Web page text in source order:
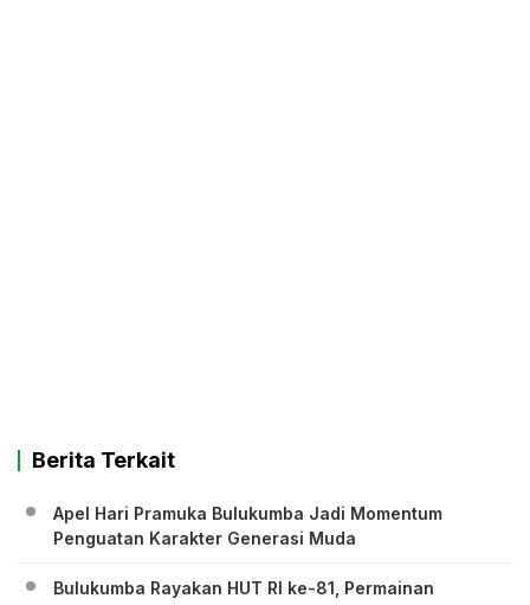
Berita Terkait
Apel Hari Pramuka Bulukumba Jadi Momentum
Penguatan Karakter Generasi Muda
Bulukumba Rayakan HUT RI ke-81, Permainan